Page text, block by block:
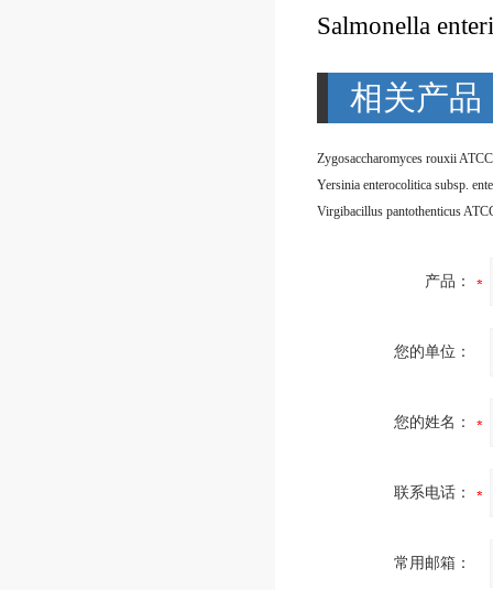
Salmonella
相关产品
Zygosaccharomyces rouxii
Virgibacillus pantothenticus
产品：
您的单位：
您的姓名：
联系电话：
常用邮箱：